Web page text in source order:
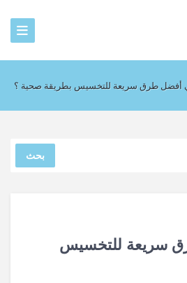
أفضل طرق سريعة للتخسيس بطريقة صحية ؟
بحث
سريعة للتخسيس